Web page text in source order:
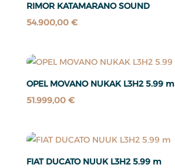
RIMOR KATAMARANO SOUND
54.900,00 €
OPEL MOVANO NUKAK L3H2 5.99 m
51.999,00 €
FIAT DUCATO NUUK L3H2 5.99 m